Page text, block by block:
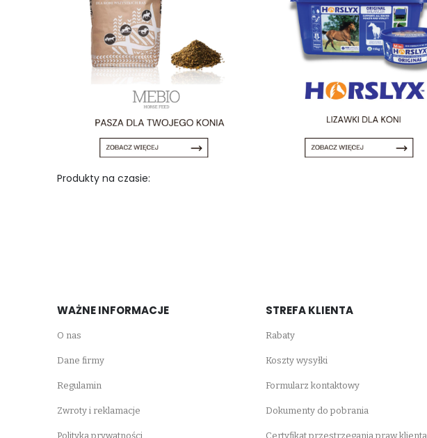
Produkty na czasie:
WAŻNE INFORMACJE
O nas
Dane firmy
Regulamin
Zwroty i reklamacje
Polityka prywatności
STREFA KLIENTA
Rabaty
Koszty wysyłki
Formularz kontaktowy
Dokumenty do pobrania
Certyfikat przestrzegania praw klienta